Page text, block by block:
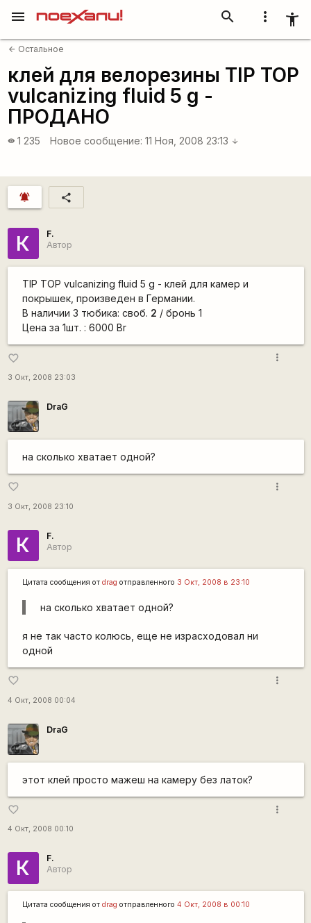
more_vert accessibility_new
search
menu
arrow_back Остальное
клей для велорезины TIP TOP
vulcanizing fluid 5 g -
ПРОДАНО
visibility 1 235 Новое сообщение: 11 Ноя, 2008 23:13 arrow_downward
notifications_active share
К
F.
Автор
TIP TOP vulcanizing fluid 5 g - клей для камер и
покрышек, произведен в Германии.
В наличии 3 тюбика: своб. 2 / бронь 1
Цена за 1шт. : 6000 Br
favorite_border
3 Окт, 2008 23:03
more_vert
DraG
на сколько хватает одной?
favorite_border
3 Окт, 2008 23:10
more_vert
К
F.
Автор
Цитата сообщения от drag отправленного 3 Окт, 2008 в 23:10
на сколько хватает одной?
я не так часто колюсь, еще не израсходовал ни
одной
favorite_border
4 Окт, 2008 00:04
more_vert
DraG
этот клей просто мажеш на камеру без латок?
favorite_border
4 Окт, 2008 00:10
more_vert
К
F.
Автор
Цитата сообщения от drag отправленного 4 Окт, 2008 в 00:10